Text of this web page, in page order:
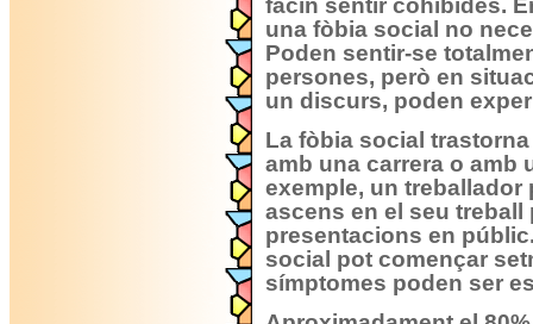
una fòbia social no
Poden sentir-se
persones, però en
un discurs, poden
La fòbia social
amb una carrera o amb
exemple, un treballador
ascens en el seu treball
presentacions en
social pot començar
símptomes poden ser